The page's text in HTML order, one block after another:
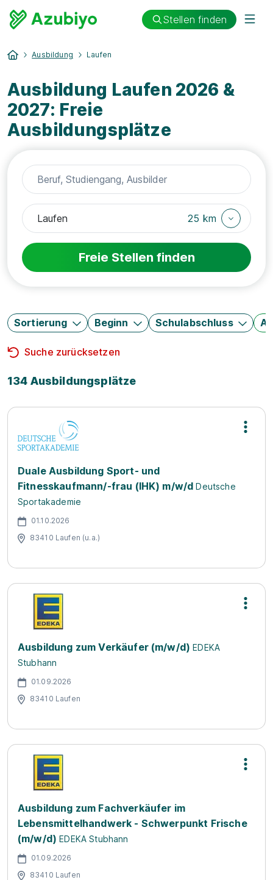
Stellen finden
Ausbildung Laufen
Ausbildung Laufen 2026 &
2027: Freie
Ausbildungsplätze
25 km
Freie Stellen finden
Sortierung Beginn Schulabschluss
Suche zurücksetzen
134 Ausbildungsplätze
Duale Ausbildung Sport- und
Fitnesskaufmann/-frau (IHK) m/w/d Deutsche
Sportakademie
01.10.2026
83410 Laufen (u.a.)
Ausbildung zum Verkäufer (m/w/d) EDEKA
Stubhann
01.09.2026
83410 Laufen
Ausbildung zum Fachverkäufer im
Lebensmittelhandwerk - Schwerpunkt Frische
(m/w/d) EDEKA Stubhann
01.09.2026
83410 Laufen